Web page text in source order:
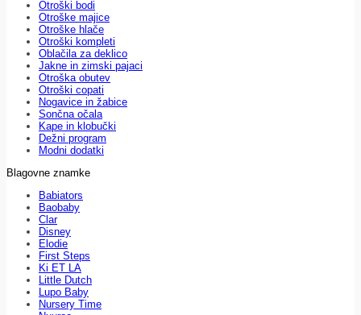
Otroški bodi
Otroške majice
Otroške hlače
Otroški kompleti
Oblačila za deklico
Jakne in zimski pajaci
Otroška obutev
Otroški copati
Nogavice in žabice
Sončna očala
Kape in klobučki
Dežni program
Modni dodatki
Blagovne znamke
Babiators
Baobaby
Clar
Disney
Elodie
First Steps
Ki ET LA
Little Dutch
Lupo Baby
Nursery Time